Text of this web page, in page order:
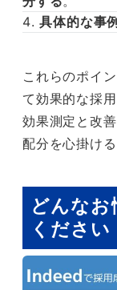
具体的な事
これらのポイ
て効果的な採
効果測定と改
配分を心掛け
どんな
ください